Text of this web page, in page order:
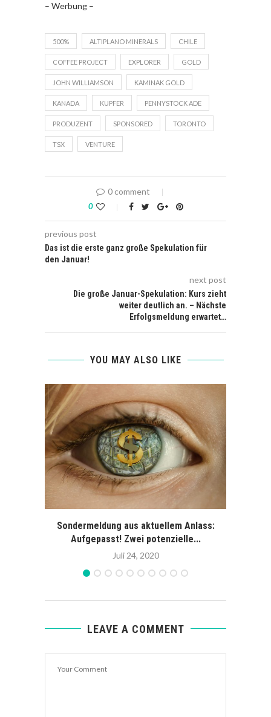
– Werbung –
500% ALTIPLANO MINERALS CHILE
COFFEE PROJECT EXPLORER GOLD
JOHN WILLIAMSON KAMINAK GOLD
KANADA KUPFER PENNYSTOCK ADE
PRODUZENT SPONSORED TORONTO
TSX VENTURE
0 comment
0
previous post
Das ist die erste ganz große Spekulation für
den Januar!
next post
Die große Januar-Spekulation: Kurs zieht
weiter deutlich an. – Nächste
Erfolgsmeldung erwartet…
YOU MAY ALSO LIKE
Sondermeldung aus aktuellem Anlass:
Aufgepasst! Zwei potenzielle...
Juli 24, 2020
LEAVE A COMMENT